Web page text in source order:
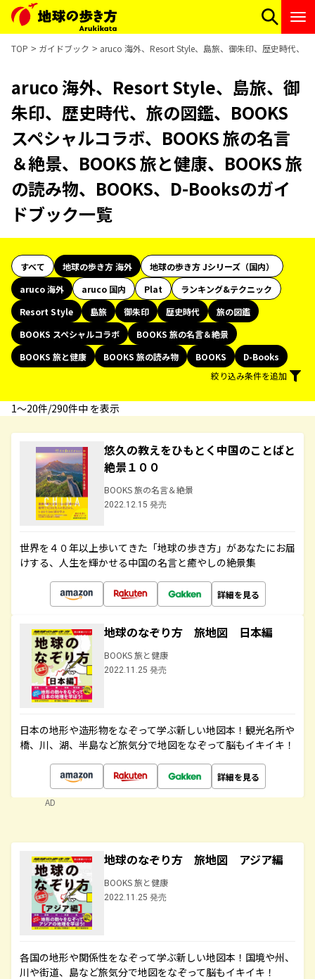
TOP ガイドブック aruco 海外、Resort Style、島旅、御朱印、歴史時代、
aruco 海外、Resort Style、島旅、御
朱印、歴史時代、旅の図鑑、BOOKS
スペシャルコラボ、BOOKS 旅の名言
＆絶景、BOOKS 旅と健康、BOOKS 旅
の読み物、BOOKS、D-Booksのガイ
ドブック一覧
すべて 地球の歩き方 海外
地球の歩き方 Jシリーズ（国内）
aruco 海外
aruco 国内 Plat
ランキング&テクニック
Resort Style
島旅 御朱印 歴史時代
旅の図鑑
BOOKS スペシャルコラボ
BOOKS 旅の名言＆絶景
BOOKS 旅と健康
BOOKS 旅の読み物 BOOKS
D-Books
絞り込み条件を追加
1〜20件/290件中 を表示
悠久の教えをひもとく中国のことばと
絶景１００
BOOKS 旅の名言＆絶景
2022.12.15 発売
世界を４０年以上歩いてきた「地球の歩き方」があなたにお届
けする、人生を輝かせる中国の名言と癒やしの絶景集
詳細を見る
地球のなぞり方 旅地図 日本編
BOOKS 旅と健康
2022.11.25 発売
日本の地形や造形物をなぞって学ぶ新しい地図本！観光名所や
橋、川、湖、半島など旅気分で地図をなぞって脳もイキイキ！
詳細を見る
AD
地球のなぞり方 旅地図 アジア編
BOOKS 旅と健康
2022.11.25 発売
各国の地形や関係性をなぞって学ぶ新しい地図本！国境や州、
川や街道、島など旅気分で地図をなぞって脳もイキイキ！